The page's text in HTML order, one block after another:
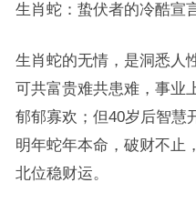
生肖蛇：蛰伏者的冷酷宣
生肖蛇的无情，是洞悉人
可共富贵难共患难，事业
郁郁寡欢；但40岁后智慧
明年蛇年本命，破财不止
北位稳财运。